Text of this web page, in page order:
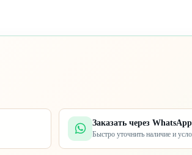
Заказать через WhatsApp
Быстро уточнить наличие и